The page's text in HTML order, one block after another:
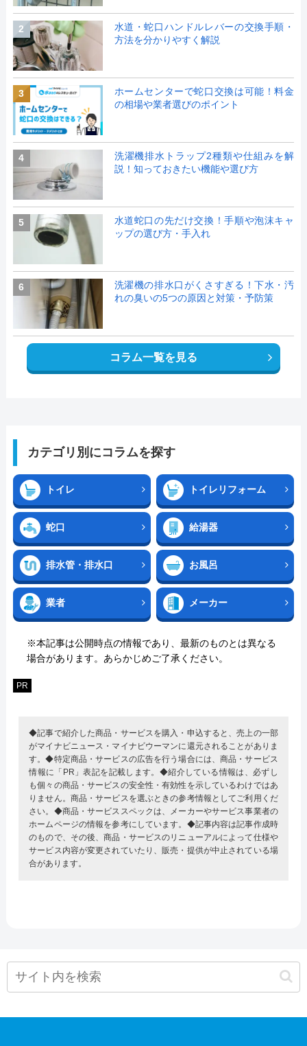
2
水道・蛇口ハンドルレバーの交換手順・
方法を分かりやすく解説
3
ホームセンターで蛇口交換は可能！料金
の相場や業者選びのポイント
4
洗濯機排水トラップ2種類や仕組みを解
説！知っておきたい機能や選び方
5
水道蛇口の先だけ交換！手順や泡沫キャ
ップの選び方・手入れ
6
洗濯機の排水口がくさすぎる！下水・汚
れの臭いの5つの原因と対策・予防策
コラム一覧を見る
カテゴリ別にコラムを探す
トイレ トイレリフォーム
蛇口 給湯器
排水管・排水口 お風呂
業者 メーカー
※本記事は公開時点の情報であり、最新のものとは異なる
場合があります。あらかじめご了承ください。
PR
◆記事で紹介した商品・サービスを購入・申込すると、売上の一部
がマイナビニュース・マイナビウーマンに還元されることがありま
す。◆特定商品・サービスの広告を行う場合には、商品・サービス
情報に「PR」表記を記載します。◆紹介している情報は、必ずし
も個々の商品・サービスの安全性・有効性を示しているわけではあ
りません。商品・サービスを選ぶときの参考情報としてご利用くだ
さい。◆商品・サービススペックは、メーカーやサービス事業者の
ホームページの情報を参考にしています。◆記事内容は記事作成時
のもので、その後、商品・サービスのリニューアルによって仕様や
サービス内容が変更されていたり、販売・提供が中止されている場
合があります。